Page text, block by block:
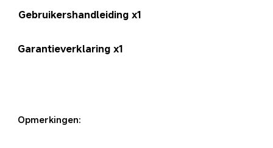
Gebruikershandleiding x1
Garantieverklaring x1
Opmerkingen: